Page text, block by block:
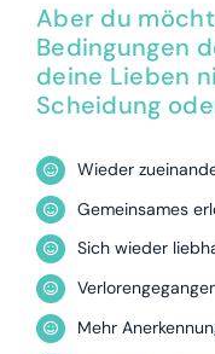
Aber du
Bedingungen
deine Lieben
Scheidung
Wieder
Gemeinsames
Sich wieder
Mehr